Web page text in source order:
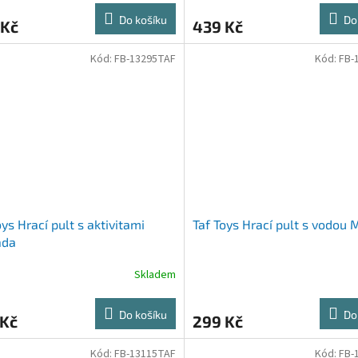
Do košíku 439 Kč
Hrací pult s aktivitami
Skladem
Do košíku
Kód: FB-13295TAF
Taf Toys Hrací pult s vodou
299 Kč
Kód: FB-
Kód: FB-13115TAF Kód: FB-